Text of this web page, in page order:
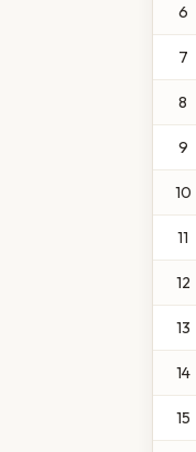
6
7
8
9
10
11
12
13
14
15